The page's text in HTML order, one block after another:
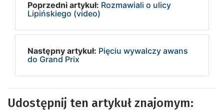
Poprzedni artykuł: Rozmawiali o ulicy
Lipińskiego (video)
Następny artykuł: Pięciu wywalczy awans
do Grand Prix
Udostępnij ten artykuł znajomym: